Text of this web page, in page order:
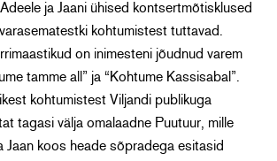
ja Jaani ühised kontsertmõtisklused
kohtumistest tuttavad.
on inimesteni jõudnud varem
tamme all” ja “Kohtume Kassisabal”.
kohtumistest Viljandi publikuga
tagasi välja omalaadne Puutuur, mille
Jaan koos heade sõpradega esitasid